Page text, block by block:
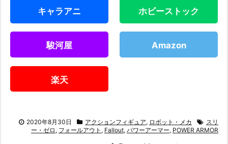
キャラアニ ホビーストック
駿河屋 Amazon
楽天
2020年8月30日 アクションフィギュア, ロボット・メカ
スリ
ー・ゼロ , フォールアウト , Fallout, パワーアーマー, POWER ARMOR